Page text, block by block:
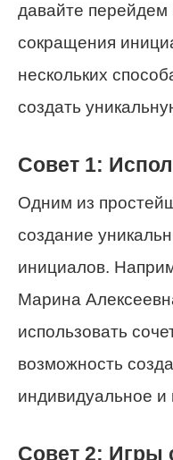
давайте перейдем
сокращения
нескольких
создать
Совет 1:
Одним из
создание
инициалов.
Марина
использовать
возможность
индивидуальное
Совет 2: Игры